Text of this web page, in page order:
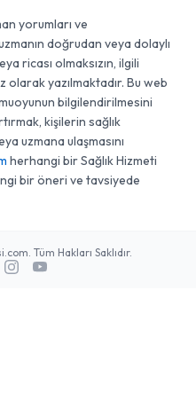
yorumları ve
doğrudan veya dolaylı
ricası olmaksızın, ilgili
olarak yazılmaktadır. Bu web
bilgilendirilmesini
kişilerin sağlık
uzmana ulaşmasını
herhangi bir Sağlık Hizmeti
bir öneri ve tavsiyede
Tüm Hakları Saklıdır.